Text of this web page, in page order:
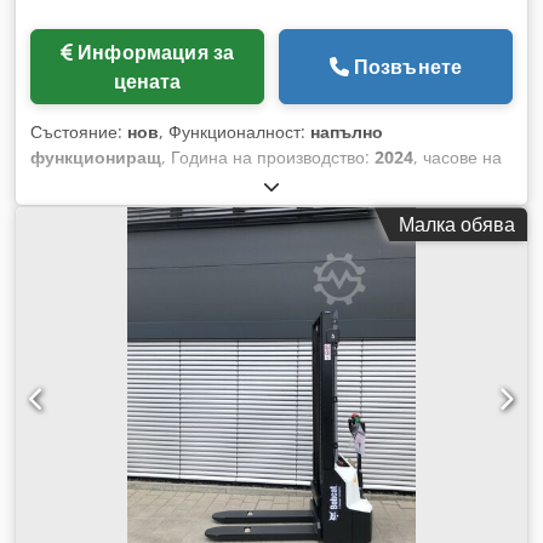
Информация за
цената
Позвънете
Състояние: нов, Функционалност: напълно
функциониращ, Година на производство: 2024, часове на
, товароносимост:
повдигане:4 800 мм, свободно повдигане:1 570 мм, тип
дизел, тип мачта:триплекс, строителна височина:
59 kW (80,22 к.с.), ширина на
, дължина на вилиците:
, тип задвижване:
Дизелов мотокар Точка на товарния център: 600 Ширина на
вилиците: 180 мм Дебелина на вилиците: 75 мм ISO клас:
Terminal West Тип мачта: Triplex Трансмисия:
Хидротрансформатор Клас скорост: 20 Djdpfxoxr R Efe
Akpskr Състояние: Нов уред Техническо състояние: Нов
Тип предна гума: Супереластична Състояние на предните
гуми: Нови Тип задна гума: Супереластична Състояние на
задните гуми: Нови Страничен измествател,
Малка обява